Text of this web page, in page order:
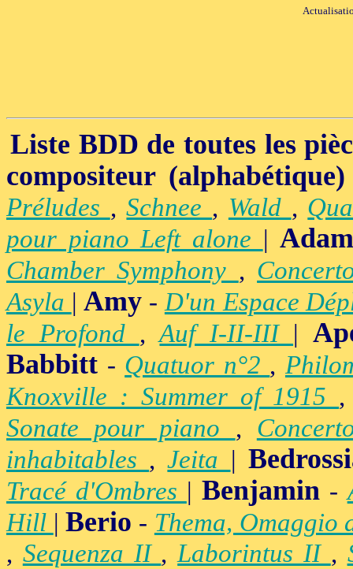
Liste BDD de toutes les
compositeur (alphabétique)
Préludes ,Schnee , Wald ,
pour piano Left alone |
Chamber Symphony ,
Asyla |Amy -D'un Espace
le Profond ,Auf I-II-III |
Babbitt - Quatuor n°2 ,
Knoxville : Summer of 1915
Sonate pour piano ,
inhabitables ,Jeita |
Tracé d'Ombres | Benjamin-
Hill |Berio - Thema, Omaggio
, Sequenza II ,Laborintus II ,